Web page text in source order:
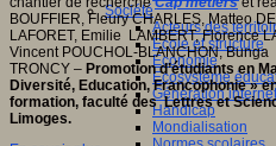
Société
Acteurs des
Ecole et structure
Economie
Ecosystème
Génération internet
Handicap
Mondialisation
BOUFFIER, Fleury CHARLES, Matteo
LAFORET, Emilie LAMBERT, Florence
Vincent POUCHOL-BLANCHON, Bunga
TRONCY – Promotion d’étudiants en
Diversité, Education, Francophonie »
formation, faculté des Lettres et
Limoges.